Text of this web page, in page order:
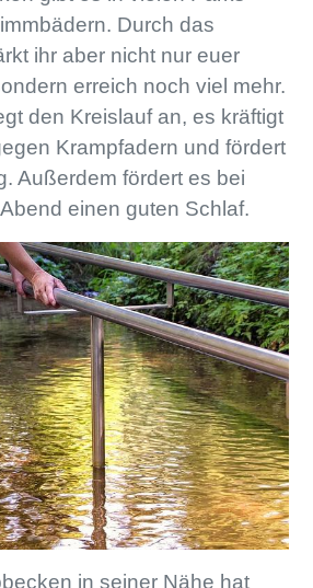
Durch das
ihr aber nicht nur euer
erreich noch viel mehr.
den Kreislauf an, es kräftigt
Krampfadern und fördert
Außerdem fördert es bei
einen guten Schlaf.
in seiner Nähe hat